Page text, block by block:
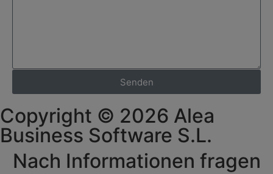
Senden
Copyright © 2026 Alea
Business Software S.L.
Nach Informationen fragen